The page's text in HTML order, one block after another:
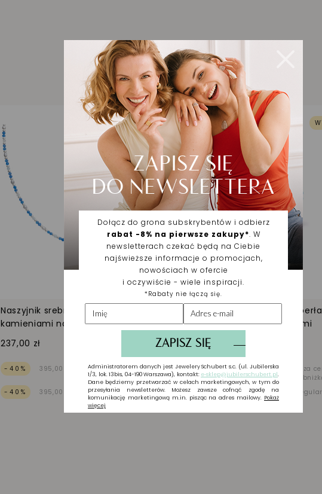
Zobacz również
WYPRZEDAŻ
Naszyjnik srebrny z perłami i
kamieniami naturalnymi
237,00 zł
-40% 395,00 zł
Najniższa cena z 30
dni przed obniżką
-40%
395,00 zł Cena regularna
Pierścionek srebrny z
kamieniami naturalnymi
51,00 zł
-40% 85,00 zł
Najniższa
przed
-40%
85,00 zł Cena